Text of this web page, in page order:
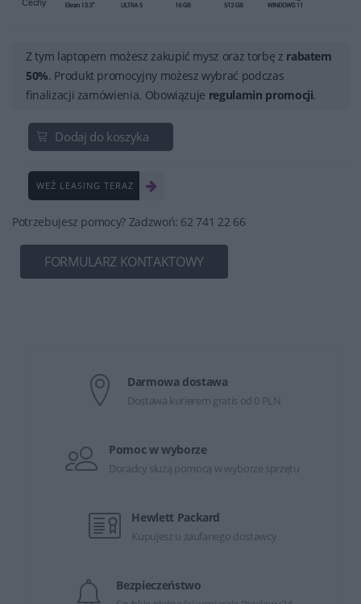
Z tym laptopem możesz zakupić mysz oraz torbę z rabatem
50%. Produkt promocyjny możesz wybrać podczas
finalizacji zamówienia. Obowiązuje regulamin promocji.
Dodaj do koszyka
WEŹ LEASING TERAZ
Potrzebujesz pomocy? Zadzwoń: 62 741 22 66
FORMULARZ KONTAKTOWY
Darmowa dostawa
Dostawa kurierem gratis od 0 PLN
Pomoc w wyborze
Doradcy służą pomocą w wyborze sprzętu
Hewlett Packard
Kupujesz u zaufanego dostawcy
Bezpieczeństwo